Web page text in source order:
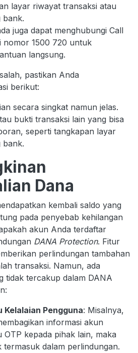
layar riwayat transaksi atau
bank.
juga dapat menghubungi Call
nomor 1500 720 untuk
langsung.
pastikan Anda
berikut:
secara singkat namun jelas.
bukti transaksi lain yang bisa
seperti tangkapan layar
bank.
Dana
kembali saldo yang
pada penyebab kehilangan
akun Anda terdaftar
DANA Protection. Fitur
perlindungan tambahan
transaksi. Namun, ada
tidak tercakup dalam DANA
Kelalaian Pengguna: Misalnya,
informasi akun
OTP kepada pihak lain, maka
termasuk dalam perlindungan.